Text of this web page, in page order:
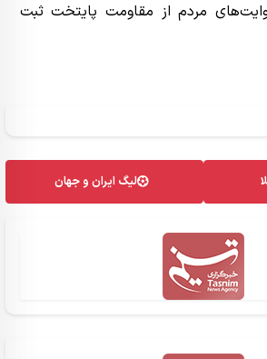
مردم از مقاومت پایتخت ثبت
لیگ ایران و جهان